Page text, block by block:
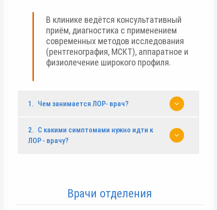
В клинике ведётся консультативный
приём, диагностика с применением
современных методов исследования
(рентгенография, МСКТ), аппаратное и
физиолечение широкого профиля.
1. Чем занимается ЛОР- врач?
2. С какими симптомами нужно идти к
ЛОР - врачу?
Врачи отделения